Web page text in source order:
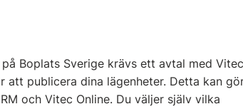
Boplats Sverige krävs ett avtal med Vitec
publicera dina lägenheter. Detta kan
och Vitec Online. Du väljer själv vilka